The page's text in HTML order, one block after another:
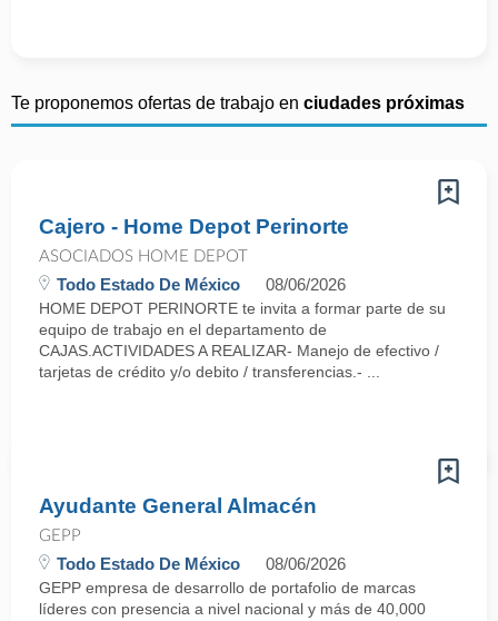
Te proponemos ofertas de trabajo en ciudades próximas
Cajero - Home Depot Perinorte
ASOCIADOS HOME DEPOT
Todo Estado De México 08/06/2026
HOME DEPOT PERINORTE te invita a formar parte de su
equipo de trabajo en el departamento de
CAJAS.ACTIVIDADES A REALIZAR- Manejo de efectivo /
tarjetas de crédito y/o debito / transferencias.- ...
Ayudante General Almacén
GEPP
Todo Estado De México 08/06/2026
GEPP empresa de desarrollo de portafolio de marcas
líderes con presencia a nivel nacional y más de 40,000